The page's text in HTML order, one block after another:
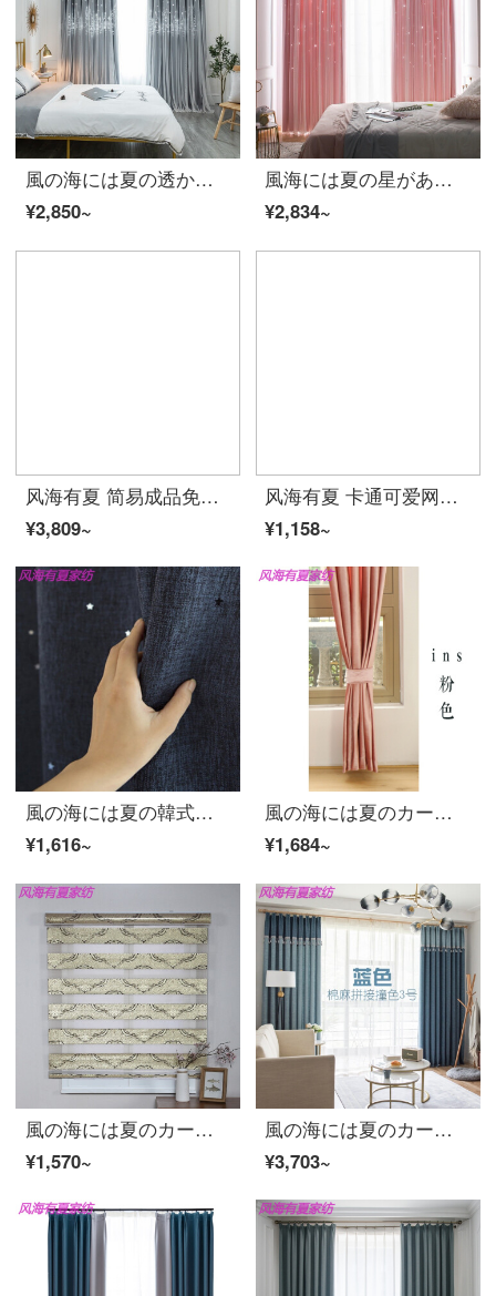
風の海には夏の透かし星があります。赤い北欧の簡単なカーテンがあります。リビングルームには窓があります。カーテンがあります。
¥2,850~
風海には夏の星があります。北欧の寝室は遮光しています。背景は簡単です。現代二階建てのinsの透かし彫りの完成品の星空ネットの赤いカーテンは夏の桃のピンク色の幅が2.5 X高いです。
¥2,834~
风海有夏 简易成品免打孔窗帘安装出租房遮光短帘飘窗卧室客厅小窗户宿舍夏 灰色灯泡短款85%遮光 6米宽*2高对开式/适宽:3.6-4.03米黑色弹
¥3,809~
风海有夏 卡通可爱网红小恐龙男孩卧室书房女孩儿童房飘窗培训班遮光窗帘布夏 恐龙1 宽1.2米*高度2.7米挂钩一片
¥1,158~
風の海には夏の韓式北欧風insの透かし星のカーテンがあります。亜麻簡約現代全遮光着地カスタマイズ防音室夏深藍1.5幅x 2.7高
¥1,616~
風の海には夏のカーテンがあります。現代の遮光光が簡単で、高級なビロードの純色の欧風のリビングルームのシフォンの夏ピンクのins粉2幅*2.7高さにフックします。
¥1,684~
風の海には夏のカーテンがあります。全遮光防水、防油トイレ、台所、トイレ、寝室には家庭用のシャッターがあります。
¥1,570~
風の海には夏のカーテンがあります。北欧風の綿麻の継ぎ目があります。窓を揺らします。寝室の遮光布サンバイザーリンネルの着地製品は簡単に現代の夏の青色の打ち身3号の幅4.0 X高2.7のフック/枚【短縮フック】
¥3,703~